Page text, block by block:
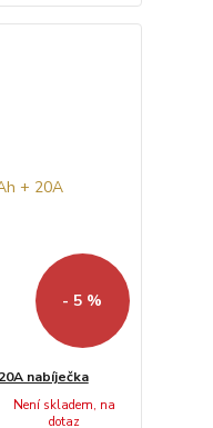
- 5 %
nabíječka
Není skladem, na
dotaz